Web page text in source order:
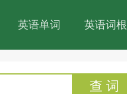
英语单词 英语词根
查 词